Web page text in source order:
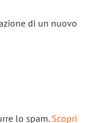
di un nuovo
lo spam. Scopri